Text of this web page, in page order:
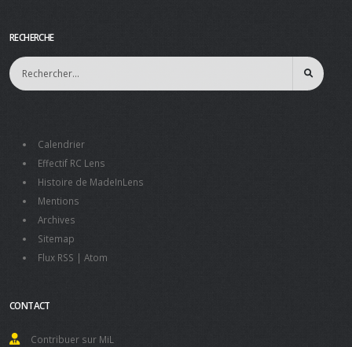
RECHERCHE
Calendrier
Effectif RC Lens
Histoire de MadeInLens
Mentions
Archives
Sitemap
Flux RSS | Atom
CONTACT
Contribuer sur MiL